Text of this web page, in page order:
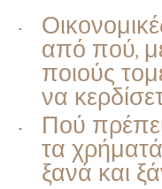
από πού,
ποιούς
να
Πού
τα
ξανά και